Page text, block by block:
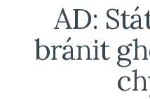
AD:
bránit